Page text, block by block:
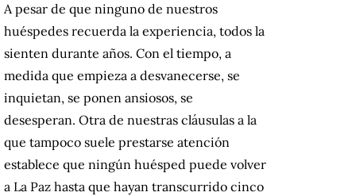
A pesar de que ninguno de nuestros
huéspedes recuerda la experiencia, todos la
sienten durante años. Con el tiempo, a
medida que empieza a desvanecerse, se
inquietan, se ponen ansiosos, se
desesperan. Otra de nuestras cláusulas a la
que tampoco suele prestarse atención
establece que ningún huésped puede volver
a La Paz hasta que hayan transcurrido cinco